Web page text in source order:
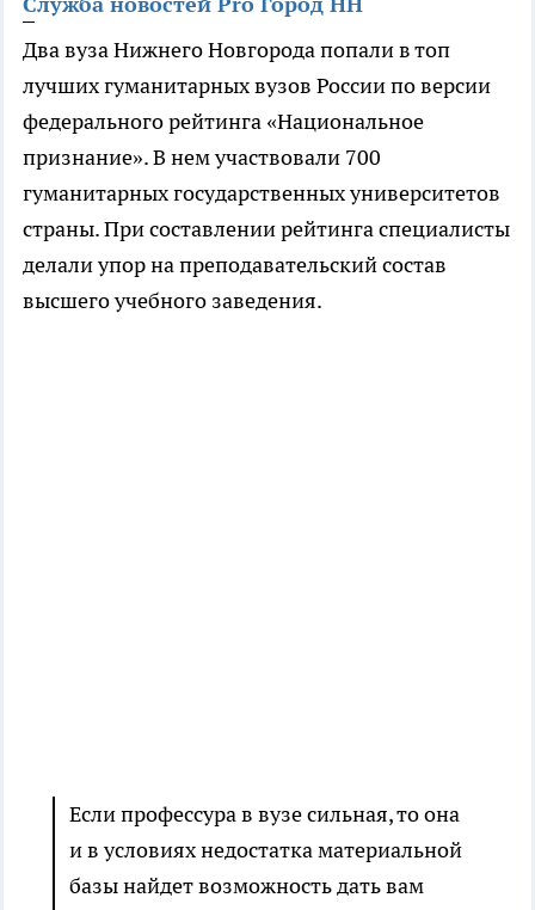
Два вуза Нижнего Новгорода попали в топ
лучших гуманитарных вузов России по версии
федерального рейтинга «Национальное
признание». В нем участвовали 700
гуманитарных государственных университетов
страны. При составлении рейтинга специалисты
делали упор на преподавательский состав
высшего учебного заведения.
Если профессура в вузе сильная, то она
и в условиях недостатка материальной
базы найдет возможность дать вам